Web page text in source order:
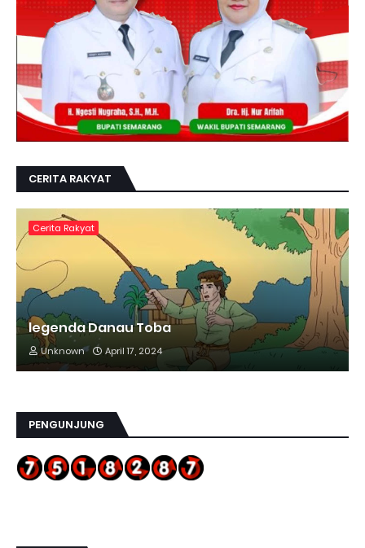
CERITA RAKYAT
Cerita Rakyat
legenda Danau Toba
Unknown April 17, 2024
PENGUNJUNG